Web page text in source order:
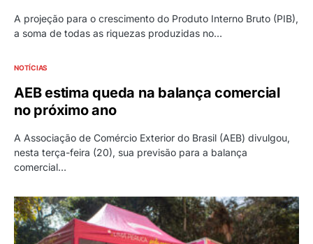
A projeção para o crescimento do Produto Interno Bruto (PIB),
a soma de todas as riquezas produzidas no…
NOTÍCIAS
AEB estima queda na balança comercial
no próximo ano
A Associação de Comércio Exterior do Brasil (AEB) divulgou,
nesta terça-feira (20), sua previsão para a balança
comercial…